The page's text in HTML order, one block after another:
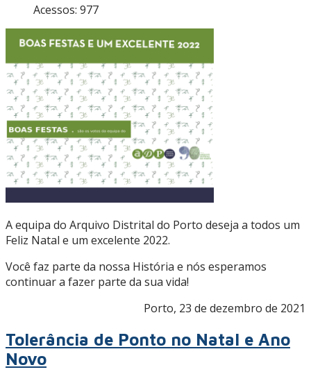
Acessos: 977
A equipa do Arquivo Distrital do Porto deseja a todos um
Feliz Natal e um excelente 2022.
Você faz parte da nossa História e nós esperamos
continuar a fazer parte da sua vida!
Porto, 23 de dezembro de 2021
Tolerância de Ponto no Natal e Ano
Novo